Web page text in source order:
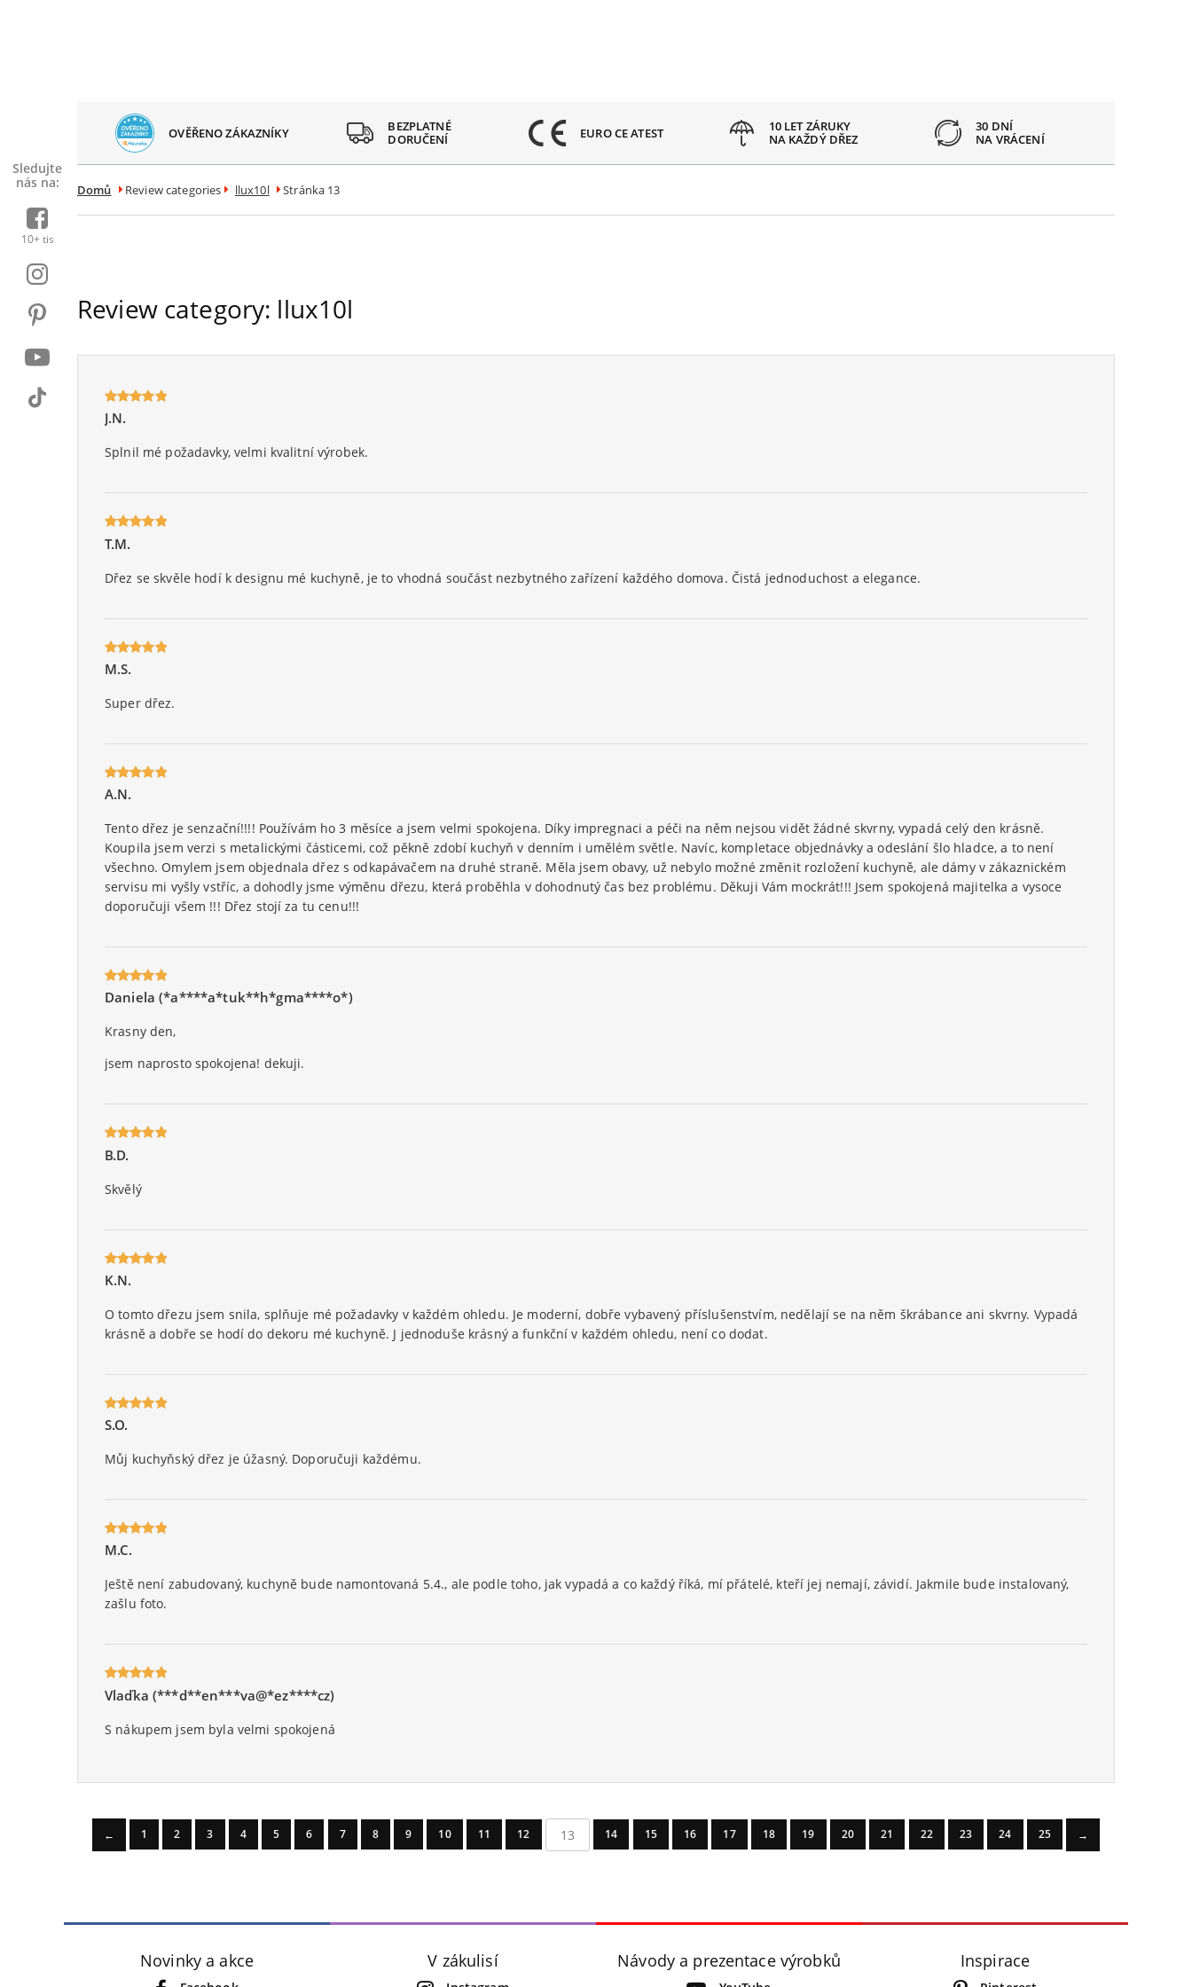
Sledujte
nás na:
10+ tis
OVĚŘENO ZÁKAZNÍKY
BEZPLATNÉ
DORUČENÍ
EURO CE ATEST
10 LET ZÁRUKY
NA KAŽDÝ DŘEZ
30 DNÍ
NA VRÁCENÍ
Domů Review categories llux10l Stránka 13
Review category: llux10l
Oceniony
J.N.
Splnil mé požadavky, velmi kvalitní výrobek.
Oceniony
T.M.
Dřez se skvěle hodí k designu mé kuchyně, je to vhodná součást nezbytného zařízení každého domova. Čistá jednoduchost a elegance.
Oceniony
M.S.
Super dřez.
Oceniony
A.N.
Tento dřez je senzační!!!! Používám ho 3 měsíce a jsem velmi spokojena. Díky impregnaci a péči na něm nejsou vidět žádné skvrny, vypadá celý den krásně.
Koupila jsem verzi s metalickými částicemi, což pěkně zdobí kuchyň v denním i umělém světle. Navíc, kompletace objednávky a odeslání šlo hladce, a to není
všechno. Omylem jsem objednala dřez s odkapávačem na druhé straně. Měla jsem obavy, už nebylo možné změnit rozložení kuchyně, ale dámy v zákaznickém
servisu mi vyšly vstříc, a dohodly jsme výměnu dřezu, která proběhla v dohodnutý čas bez problému. Děkuji Vám mockrát!!! Jsem spokojená majitelka a vysoce
doporučuji všem !!! Dřez stojí za tu cenu!!!
Oceniony
Daniela (*a****a*tuk**h*gma****o*)
Krasny den,
jsem naprosto spokojena! dekuji.
Oceniony
B.D.
Skvělý
Oceniony
K.N.
O tomto dřezu jsem snila, splňuje mé požadavky v každém ohledu. Je moderní, dobře vybavený příslušenstvím, nedělají se na něm škrábance ani skvrny. Vypadá
krásně a dobře se hodí do dekoru mé kuchyně. J jednoduše krásný a funkční v každém ohledu, není co dodat.
Oceniony
S.O.
Můj kuchyňský dřez je úžasný. Doporučuji každému.
Oceniony
M.C.
Ještě není zabudovaný, kuchyně bude namontovaná 5.4., ale podle toho, jak vypadá a co každý říká, mí přátelé, kteří jej nemají, závidí. Jakmile bude instalovaný,
zašlu foto.
Oceniony
Vlaďka (***d**en***va@*ez****cz)
S nákupem jsem byla velmi spokojená
← 1 2 3 4 5 6 7 8 9 10 11 12 13 14 15 16 17 18 19 20 21 22 23 24 25 →
Novinky a akce V zákulisí Návody a prezentace výrobků Inspirace